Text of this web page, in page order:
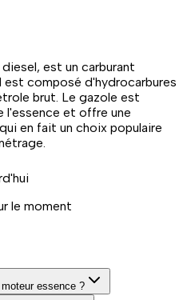
est un carburant
est composé d'hydrocarbures
brut. Le gazole est
l'essence et offre une
en fait un choix populaire
le moment
essence ?